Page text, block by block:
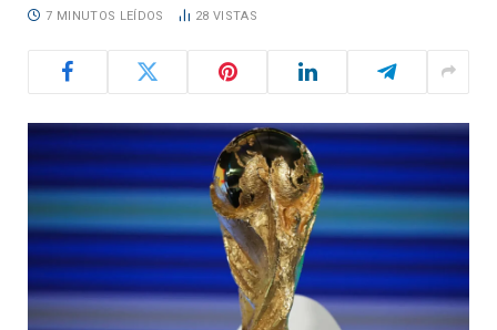
7 MINUTOS LEÍDOS 28 VISTAS